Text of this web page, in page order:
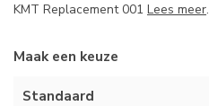
KMT Replacement 001 Lees meer.
Maak een keuze
Standaard